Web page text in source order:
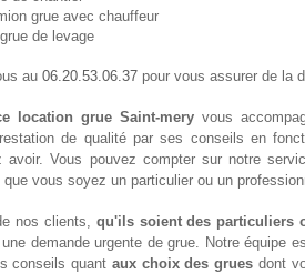
grue avec chauffeur
de levage
au 06.20.53.06.37 pour vous assurer de la
location grue Saint-meryvous
de qualité par ses conseils en
avoir. Vous pouvez compter sur notre
vous soyez un particulier ou un
nos clients, qu'ils soient des particuliers
une demande urgente de grue. Notre équipe
conseils quant aux choix des grues dont